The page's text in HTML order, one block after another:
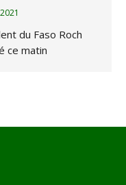
du Faso Roch
ce matin